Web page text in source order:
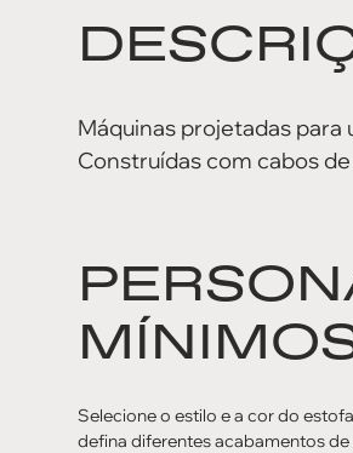
Máquinas projetadas
Construídas com cabos
Selecione o estilo e a cor do
defina diferentes acabamentos de